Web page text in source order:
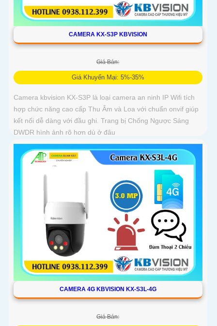
CAMERA KX-S3P KBVISION
Giá Bán:
Giá Khuyến Mại: 5%-35%
Camera kbvision KX-S3P là loại camera an ninh IP Wifi tích
hợp chức năng cao cấp Thu Âm và Loa với chuẩn onvif giúp
kết nối dễ dàng với đầu ghi. Trang bị Chống Ngược Sáng
DWDR hình ảnh rõ hơn dù ở đâu
CAMERA 4G KBVISION KX-S3L-4G
Giá Bán: